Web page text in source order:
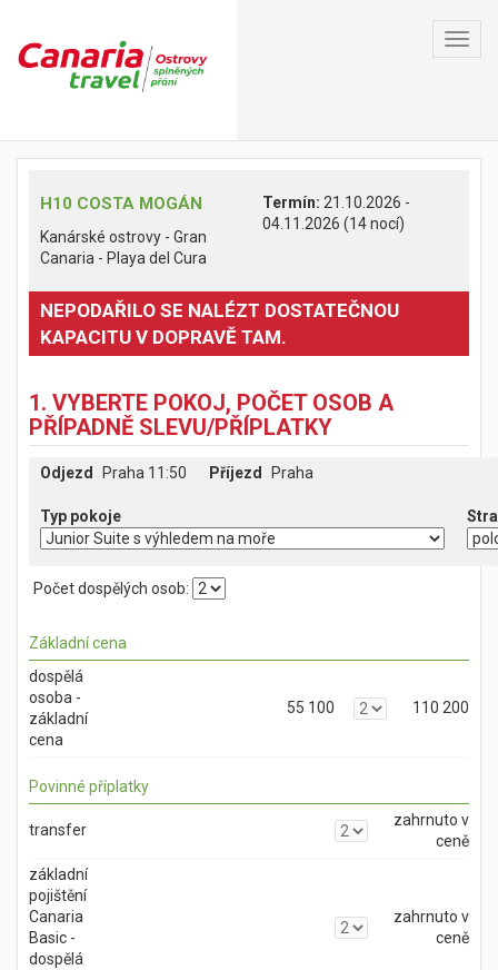
H10 COSTA MOGÁN
Kanárské ostrovy - Gran
Canaria - Playa del Cura
Termín: 21.10.2026 -
04.11.2026 (14 nocí)
NEPODAŘILO SE NALÉZT DOSTATEČNOU
KAPACITU V DOPRAVĚ TAM.
1. VYBERTE POKOJ, POČET OSOB A
PŘÍPADNĚ SLEVU/PŘÍPLATKY
Odjezd Praha 11:50 Příjezd Praha
Typ pokoje
Počet dospělých osob:
Základní cena
dospělá
osoba -
základní
cena
55 100 110 200
Povinné příplatky
transfer
zahrnuto v
ceně
základní
pojištění
Canaria
Basic -
dospělá
zahrnuto v
ceně